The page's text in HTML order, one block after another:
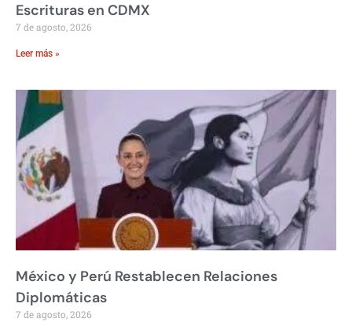
Escrituras en CDMX
7 de agosto, 2026
Leer más »
México y Perú Restablecen Relaciones
Diplomáticas
7 de agosto, 2026